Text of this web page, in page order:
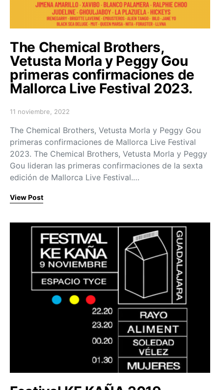
The Chemical Brothers,
Vetusta Morla y Peggy Gou
primeras confirmaciones de
Mallorca Live Festival 2023.
Posted on
11 noviembre, 2022
The Chemical Brothers, Vetusta Morla y Peggy Gou
primeras confirmaciones de Mallorca Live Festival
2023. The Chemical Brothers, Vetusta Morla y Peggy
Gou lideran las primeras confirmaciones de la sexta
edición de Mallorca Live Festival.…
View Post